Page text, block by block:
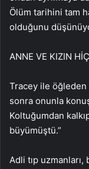
Ölüm tarihini tam
olduğunu
ANNE VE KIZIN
Tracey ile
sonra onunla
Koltuğumdan
büyümüştü.”
Adli tıp